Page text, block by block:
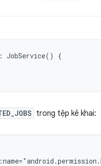
: JobService()
{
trong tệp kê khai: